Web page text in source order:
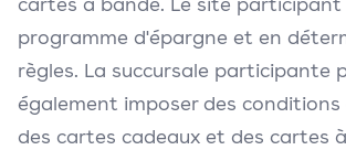
programme d'épargne et en
règles. La succursale participante
également imposer des
des cartes cadeaux et des cartes